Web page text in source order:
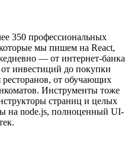
350 профессиональных
мы пишем на React,
— от интернет-банка
инвестиций до покупки
от обучающих
Инструменты тоже
страниц и целых
на node.js, полноценный UI-